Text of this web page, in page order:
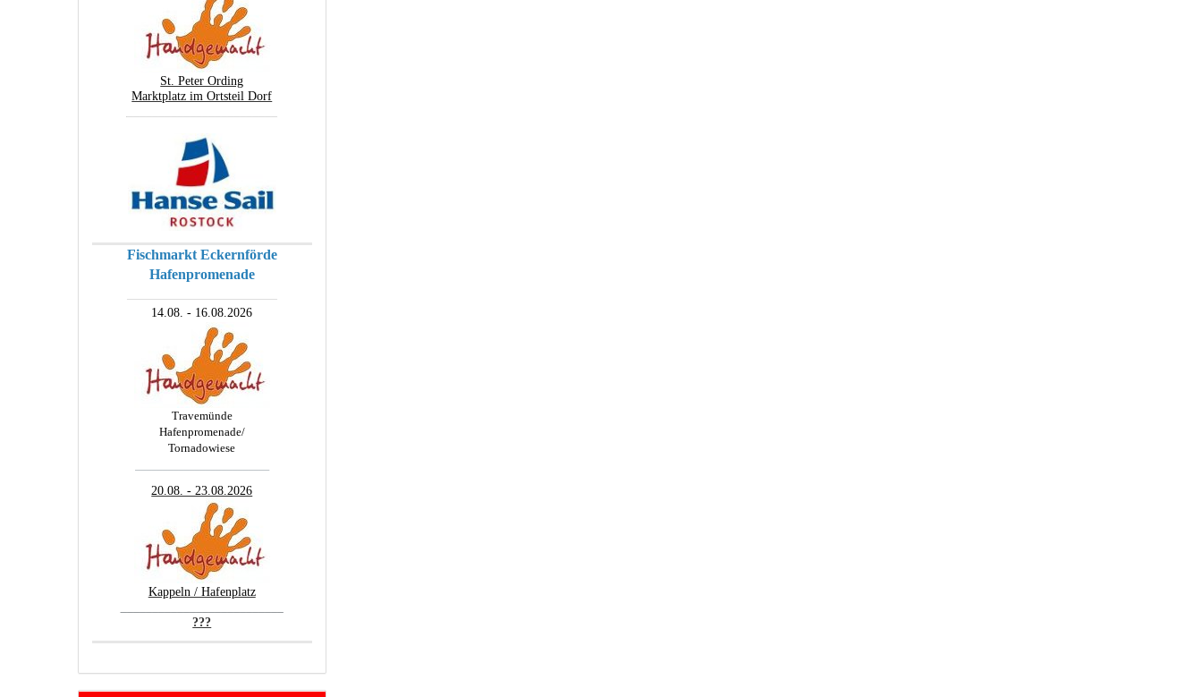
St. Peter Ording
Marktplatz im Ortsteil Dorf
Fischmarkt Eckernförde
Hafenpromenade
14.08. - 16.08.2026
Travemünde
Hafenpromenade/
Tornadowiese
20.08. - 23.08.2026
Kappeln / Hafenplatz
???